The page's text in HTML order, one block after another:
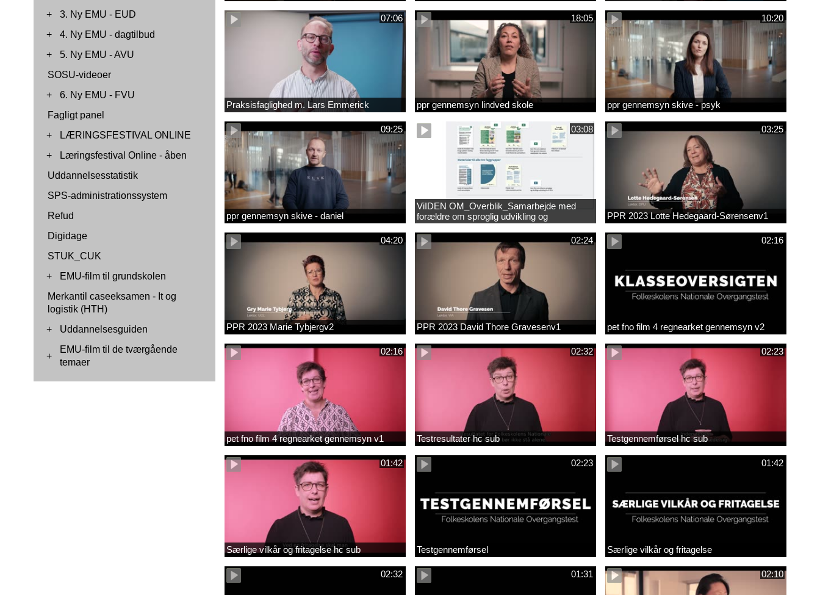
+
3. Ny EMU - EUD
+
4. Ny EMU - dagtilbud
+
5. Ny EMU - AVU
SOSU-videoer
+
6. Ny EMU - FVU
Fagligt panel
+
LÆRINGSFESTIVAL ONLINE
+
Læringsfestival Online - åben
Uddannelsesstatistik
SPS-administrationssystem
Refud
Digidage
STUK_CUK
+
EMU-film til grundskolen
Merkantil caseeksamen - It og
logistik (HTH)
+
Uddannelsesguiden
+
EMU-film til de tværgående
temaer
07:06
Praksisfaglighed m. Lars Emmerick
18:05
ppr gennemsyn lindved skole
10:20
ppr gennemsyn skive - psyk
09:25
ppr gennemsyn skive - daniel
03:08
ViIDEN OM_Overblik_Samarbejde med
forældre om sproglig udvikling og
forebyggelse af læsevanskelighede
03:25
PPR 2023 Lotte Hedegaard-Sørensenv1
04:20
PPR 2023 Marie Tybjergv2
02:24
PPR 2023 David Thore Gravesenv1
02:16
pet fno film 4 regnearket gennemsyn v2
02:16
pet fno film 4 regnearket gennemsyn v1
02:32
Testresultater hc sub
02:23
Testgennemførsel hc sub
01:42
Særlige vilkår og fritagelse hc sub
02:23
Testgennemførsel
01:42
Særlige vilkår og fritagelse
02:32 01:31 02:10